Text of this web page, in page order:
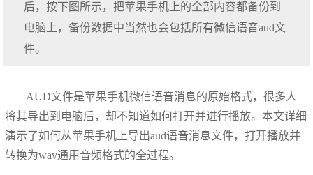
后，按下图所示，把苹果手机上的全部内容都备份到
电脑上，备份数据中当然也会包括所有微信语音aud文
件。
AUD文件是苹果手机微信语音消息的原始格式，很多人
将其导出到电脑后，却不知道如何打开并进行播放。本文详细
演示了如何从苹果手机上导出aud语音消息文件，打开播放并
转换为wav通用音频格式的全过程。